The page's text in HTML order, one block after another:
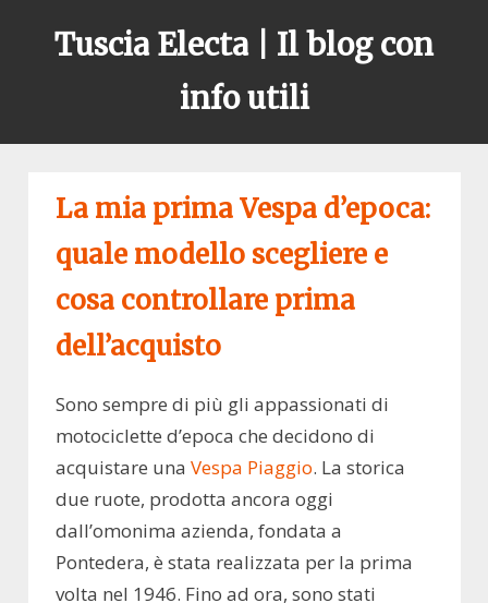
Tuscia Electa | Il blog con
info utili
La mia prima Vespa d’epoca:
quale modello scegliere e
cosa controllare prima
dell’acquisto
Sono sempre di più gli appassionati di
motociclette d’epoca che decidono di
acquistare una Vespa Piaggio. La storica
due ruote, prodotta ancora oggi
dall’omonima azienda, fondata a
Pontedera, è stata realizzata per la prima
volta nel 1946. Fino ad ora, sono stati